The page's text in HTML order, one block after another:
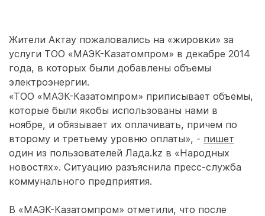
Жители Актау пожаловались на «жировки» за
услуги ТОО «МАЭК-Казатомпром» в декабре 2014
года, в которых были добавлены объемы
электроэнергии.
«ТОО «МАЭК-Казатомпром» приписывает объемы,
которые были якобы использованы нами в
ноябре, и обязывает их оплачивать, причем по
второму и третьему уровню оплаты», - пишет
один из пользователей Лада.kz в «Народных
новостях». Ситуацию разъяснила пресс-служба
коммунального предприятия.
В «МАЭК-Казатомпром» отметили, что после